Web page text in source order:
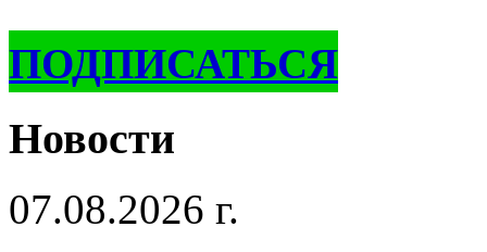
ПОДПИСАТЬСЯ
Новости
07.08.2026 г.